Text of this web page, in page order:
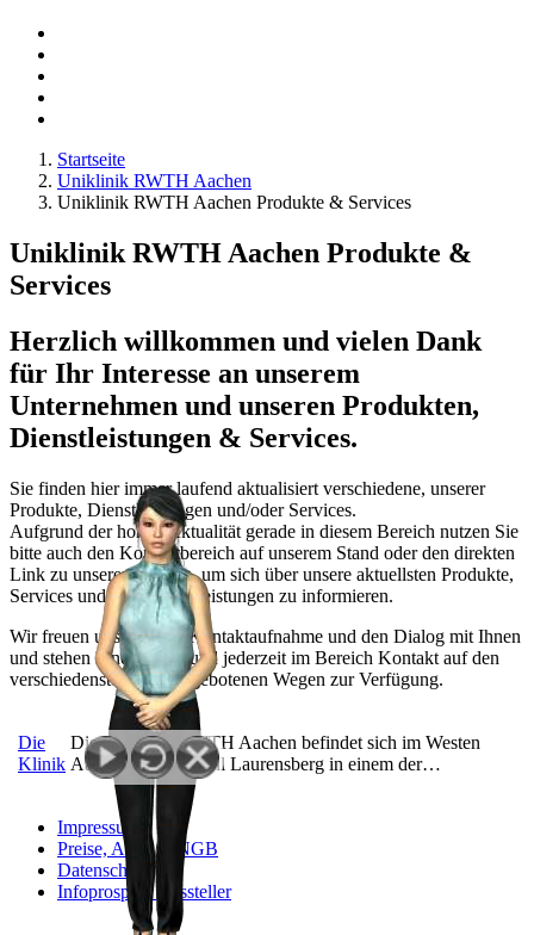
Startseite
Uniklinik RWTH Aachen
Uniklinik RWTH Aachen Produkte & Services
Uniklinik RWTH Aachen Produkte &
Services
Herzlich willkommen und vielen Dank
für Ihr Interesse an unserem
Unternehmen und unseren Produkten,
Dienstleistungen & Services.
Sie finden hier immer laufend aktualisiert verschiedene, unserer
Produkte, Dienstleistungen und/oder Services.
Aufgrund der hohen Aktualität gerade in diesem Bereich nutzen Sie
bitte auch den Kontaktbereich auf unserem Stand oder den direkten
Link zu unserer Website, um sich über unsere aktuellsten Produkte,
Services und/oder Dienstleistungen zu informieren.
Wir freuen uns auf Ihre Kontaktaufnahme und den Dialog mit Ihnen
und stehen Ihnen gerne und jederzeit im Bereich Kontakt auf den
verschiedensten, dort angebotenen Wegen zur Verfügung.
Die
Klinik
Die Uniklinik RWTH Aachen befindet sich im Westen
Aachens im Stadtteil Laurensberg in einem der…
Impressum
Preise, AGB & NGB
Datenschutz
Infoprospekt Aussteller